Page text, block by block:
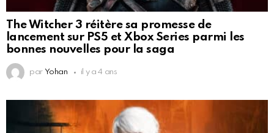
The Witcher 3 réitère sa promesse de
lancement sur PS5 et Xbox Series parmi les
bonnes nouvelles pour la saga
par Yohan il y a 4 ans